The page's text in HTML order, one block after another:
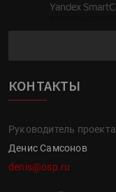
КОНТАКТЫ
Руководитель проекта
Денис Самсонов
denis@osp.ru